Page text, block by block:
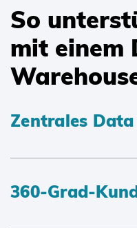
So
mit einem
Zentrales
360-Grad-